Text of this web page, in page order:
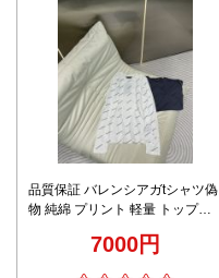
品質保証 バレンシアガtシャツ偽
物 純綿 プリント 軽量 トップス
7000円